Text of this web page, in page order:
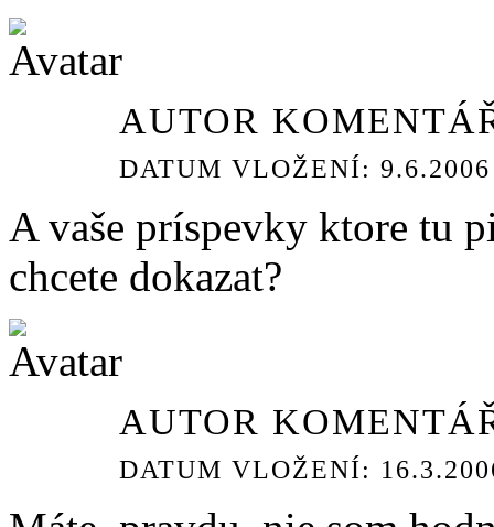
AUTOR
DATUM VLOŽENÍ:
A vaše príspevky ktore tu
chcete dokazat?
AUTOR
DATUM VLOŽENÍ: